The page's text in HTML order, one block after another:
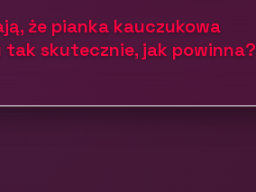
że pianka kauczukowa
tak skutecznie, jak powinna?